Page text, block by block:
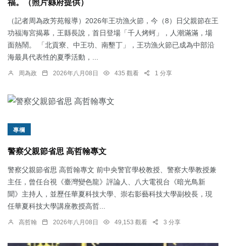
福。（照片縣府提供）
（記者周為政芳苑報導）2026年王功漁火節，今（8）日父親節在王
功福海宮揭幕，王縣長說，首日登場「千人烤蚵」，人潮滿滿，場
面熱鬧。 「北貢寮、中王功、南墾丁」，王功漁火節已成為中部沿
海最具代表性的夏季活動，...
周為政 2026年八月08日 435 觀看 1 分享
專欄
警察父親節省思 高哲翰專文
警察父親節省思 高哲翰專文 前中央警官學校教授、警察大學教授兼
主任，曾任台視《臺灣變色龍》評論人、八大電視台《暗光鳥新
聞》主持人，並歷任華夏科技大學、崇右影藝科技大學副校長，現
任華夏科技大學講座教授高哲...
高哲翰 2026年八月08日 49,153 觀看 3 分享